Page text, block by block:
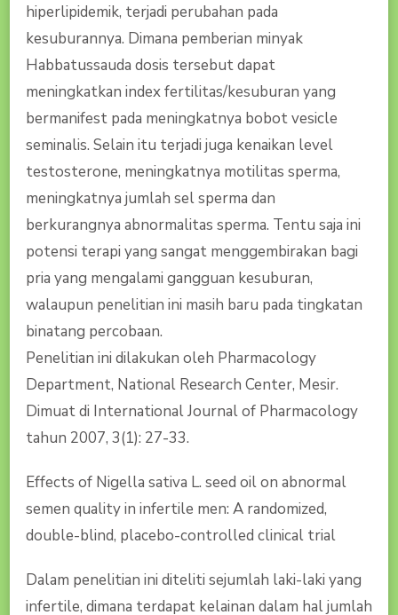
hiperlipidemik, terjadi perubahan pada
kesuburannya. Dimana pemberian minyak
Habbatussauda dosis tersebut dapat
meningkatkan index fertilitas/kesuburan yang
bermanifest pada meningkatnya bobot vesicle
seminalis. Selain itu terjadi juga kenaikan level
testosterone, meningkatnya motilitas sperma,
meningkatnya jumlah sel sperma dan
berkurangnya abnormalitas sperma. Tentu saja ini
potensi terapi yang sangat menggembirakan bagi
pria yang mengalami gangguan kesuburan,
walaupun penelitian ini masih baru pada tingkatan
binatang percobaan.
Penelitian ini dilakukan oleh Pharmacology
Department, National Research Center, Mesir.
Dimuat di International Journal of Pharmacology
tahun 2007, 3(1): 27-33.
Effects of Nigella sativa L. seed oil on abnormal
semen quality in infertile men: A randomized,
double-blind, placebo-controlled clinical trial
Dalam penelitian ini diteliti sejumlah laki-laki yang
infertile, dimana terdapat kelainan dalam hal jumlah